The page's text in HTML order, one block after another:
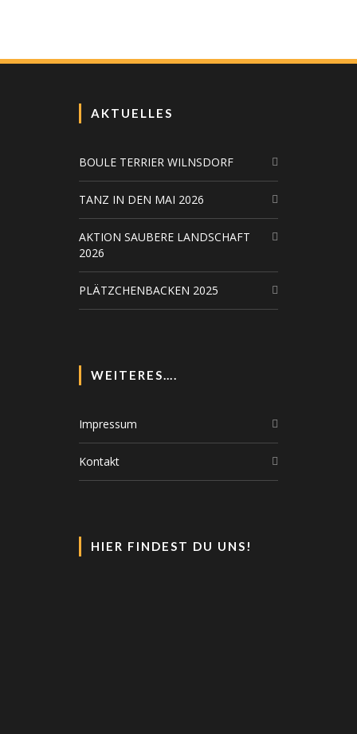
AKTUELLES
BOULE TERRIER WILNSDORF
TANZ IN DEN MAI 2026
AKTION SAUBERE LANDSCHAFT
2026
PLÄTZCHENBACKEN 2025
WEITERES….
Impressum
Kontakt
HIER FINDEST DU UNS!